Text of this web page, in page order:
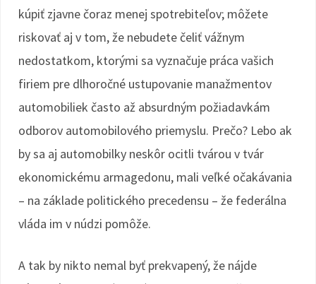
kúpiť zjavne čoraz menej spotrebiteľov; môžete
riskovať aj v tom, že nebudete čeliť vážnym
nedostatkom, ktorými sa vyznačuje práca vašich
firiem pre dlhoročné ustupovanie manažmentov
automobiliek často až absurdným požiadavkám
odborov automobilového priemyslu. Prečo? Lebo ak
by sa aj automobilky neskôr ocitli tvárou v tvár
ekonomickému armagedonu, mali veľké očakávania
– na základe politického precedensu – že federálna
vláda im v núdzi pomôže.
A tak by nikto nemal byť prekvapený, že nájde